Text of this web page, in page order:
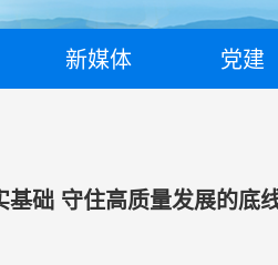
新媒体 党建
基础 守住高质量发展的底